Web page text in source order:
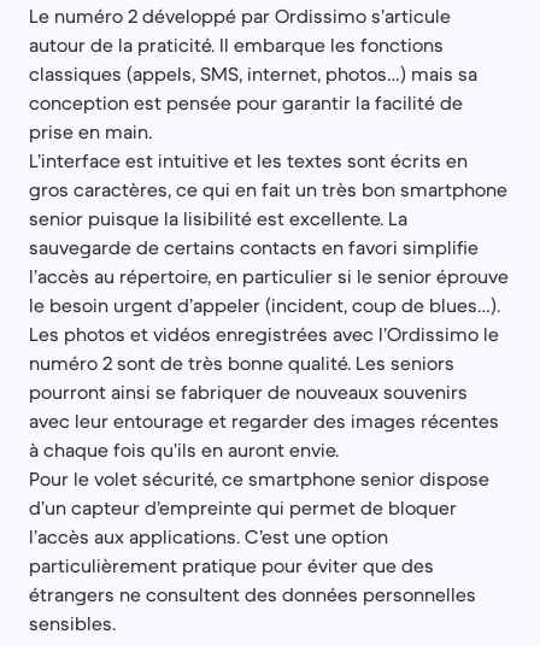
Le numéro 2 développé par Ordissimo s’articule
autour de la praticité. Il embarque les fonctions
classiques (appels, SMS, internet, photos…) mais sa
conception est pensée pour garantir la facilité de
prise en main.
L’interface est intuitive et les textes sont écrits en
gros caractères, ce qui en fait un très bon smartphone
senior puisque la lisibilité est excellente. La
sauvegarde de certains contacts en favori simplifie
l’accès au répertoire, en particulier si le senior éprouve
le besoin urgent d’appeler (incident, coup de blues…).
Les photos et vidéos enregistrées avec l’Ordissimo le
numéro 2 sont de très bonne qualité. Les seniors
pourront ainsi se fabriquer de nouveaux souvenirs
avec leur entourage et regarder des images récentes
à chaque fois qu’ils en auront envie.
Pour le volet sécurité, ce smartphone senior dispose
d’un capteur d’empreinte qui permet de bloquer
l’accès aux applications. C’est une option
particulièrement pratique pour éviter que des
étrangers ne consultent des données personnelles
sensibles.